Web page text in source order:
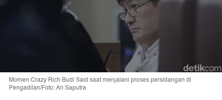
Momen Crazy Rich Budi Said saat menjalani proses persidangan di
Pengadilan/Foto: Ari Saputra